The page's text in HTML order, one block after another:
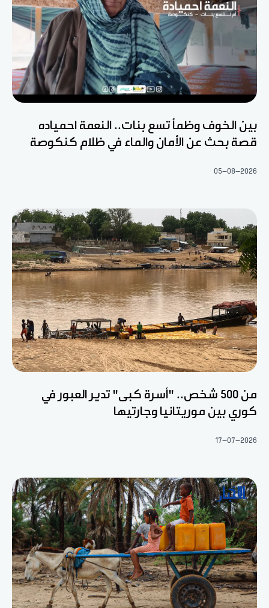
بين الخوف وظمأ تسع بنات.. النعمة احمياده
قصة بحث عن الأمان والماء في ظلام كنكوصة
05-08-2026
من 500 شخص.. "أسرة كبى" تدير العبور في
كوري بين موريتانيا وجارتيها
17-07-2026